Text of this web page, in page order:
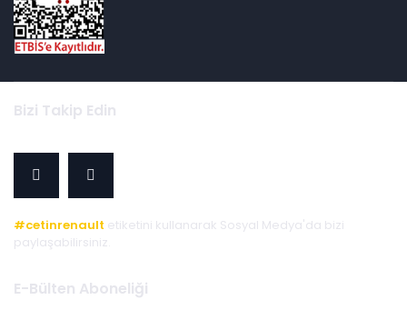
Bizi Takip Edin
#cetinrenault etiketini kullanarak Sosyal Medya'da bizi
paylaşabilirsiniz.
E-Bülten Aboneliği